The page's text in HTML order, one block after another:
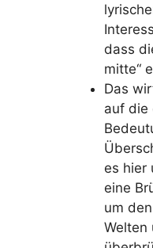
dass
mitte“
Das
auf die
es hier
eine
um
Welten